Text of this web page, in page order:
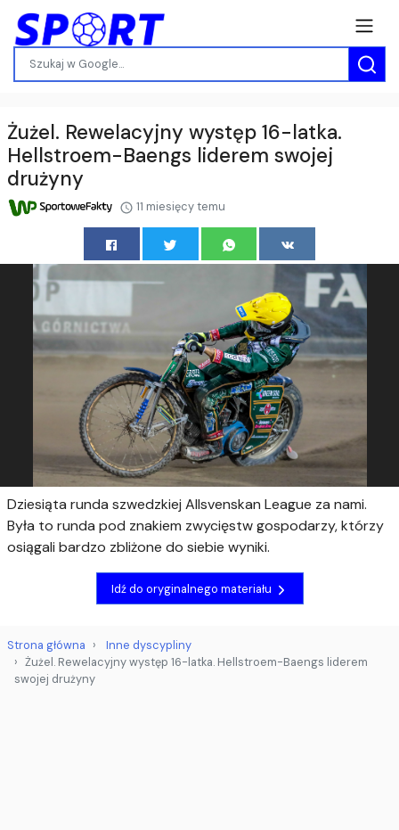
Żużel. Rewelacyjny występ 16-latka.
Hellstroem-Baengs liderem swojej
drużyny
11 miesięcy temu
Dziesiąta runda szwedzkiej Allsvenskan League za nami.
Była to runda pod znakiem zwycięstw gospodarzy, którzy
osiągali bardzo zbliżone do siebie wyniki.
Idź do oryginalnego materiału
Strona główna
Inne dyscypliny
Żużel. Rewelacyjny występ 16-latka. Hellstroem-Baengs liderem
swojej drużyny